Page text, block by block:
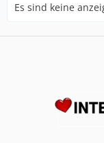
Es sind keine